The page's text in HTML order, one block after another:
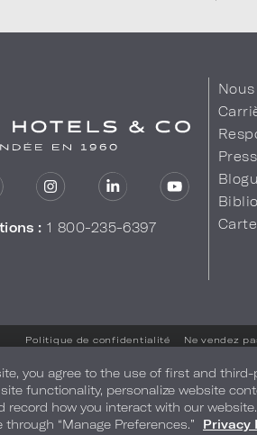
: 1 800-235-6397
Politique de confidentialité Ne vendez
you agree to the use of first and
functionality, personalize website
record how you interact with our
“Manage Preferences.”
Privacy